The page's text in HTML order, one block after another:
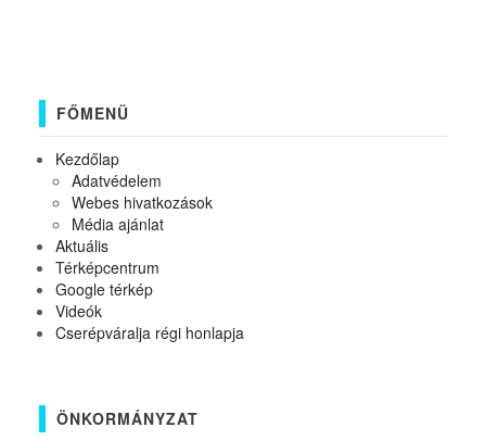
FŐMENÜ
Kezdőlap
Adatvédelem
Webes hivatkozások
Média ajánlat
Aktuális
Térképcentrum
Google térkép
Videók
Cserépváralja régi honlapja
ÖNKORMÁNYZAT